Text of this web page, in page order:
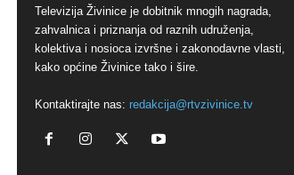
Televizija Živinice je dobitnik mnogih nagrada,
zahvalnica i priznanja od raznih udruženja,
kolektiva i nosioca izvršne i zakonodavne vlasti,
kako općine Živinice tako i šire.
Kontaktirajte nas: redakcija@rtvzivinice.tv